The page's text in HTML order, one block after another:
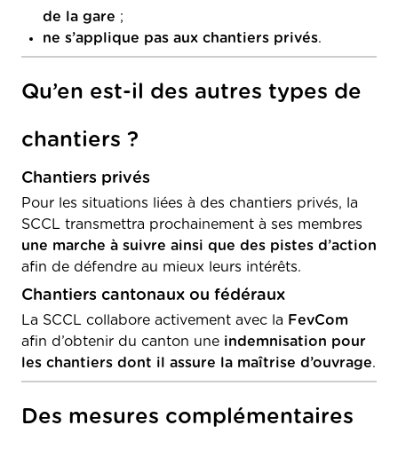
de la gare ;
ne s’applique pas aux chantiers privés.
Qu’en est-il des autres types de
chantiers ?
Chantiers privés
Pour les situations liées à des chantiers privés, la
SCCL transmettra prochainement à ses membres
une marche à suivre ainsi que des pistes d’action
afin de défendre au mieux leurs intérêts.
Chantiers cantonaux ou fédéraux
La SCCL collabore activement avec la FevCom
afin d’obtenir du canton une indemnisation pour
les chantiers dont il assure la maîtrise d’ouvrage.
Des mesures complémentaires